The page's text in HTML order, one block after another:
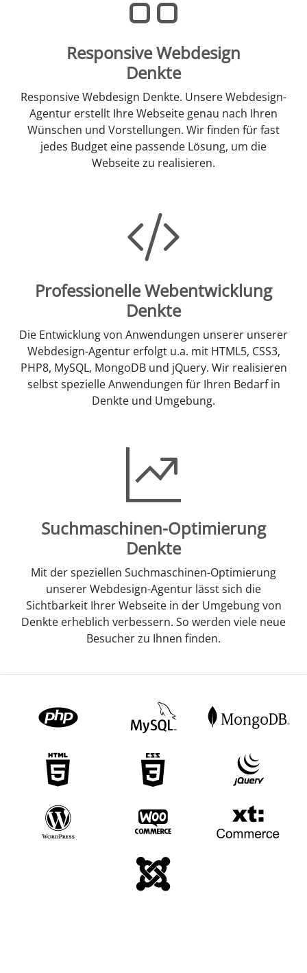
Responsive Webdesign
Denkte
Responsive Webdesign Denkte. Unsere Webdesign-
Agentur erstellt Ihre Webseite genau nach Ihren
Wünschen und Vorstellungen. Wir finden für fast
jedes Budget eine passende Lösung, um die
Webseite zu realisieren.
Professionelle Webentwicklung
Denkte
Die Entwicklung von Anwendungen unserer unserer
Webdesign-Agentur erfolgt u.a. mit HTML5, CSS3,
PHP8, MySQL, MongoDB und jQuery. Wir realisieren
selbst spezielle Anwendungen für Ihren Bedarf in
Denkte und Umgebung.
Suchmaschinen-Optimierung
Denkte
Mit der speziellen Suchmaschinen-Optimierung
unserer Webdesign-Agentur lässt sich die
Sichtbarkeit Ihrer Webseite in der Umgebung von
Denkte erheblich verbessern. So werden viele neue
Besucher zu Ihnen finden.